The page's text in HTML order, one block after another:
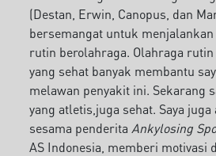
(Destan, Erwin, Canopus, dan
bersemangat untuk
rutin berolahraga. Olahraga
yang sehat banyak membantu
melawan penyakit ini. Sekarang
yang atletis,juga sehat. Saya
sesama penderita Ankylosing
AS Indonesia, memberi motivasi